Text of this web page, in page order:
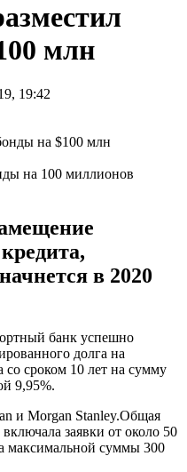
млн
19:42
на 100 миллионов
в 2020
банк успешно
долга на
сроком 10 лет на сумму
9,95%.
и Morgan Stanley.Общая
заявки от около 50
максимальной суммы 300